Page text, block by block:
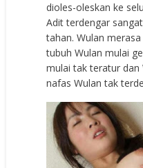
dioles-oleskan ke
Adit terdengar
tahan. Wulan
tubuh Wulan mulai
mulai tak teratur dan
nafas Wulan tak